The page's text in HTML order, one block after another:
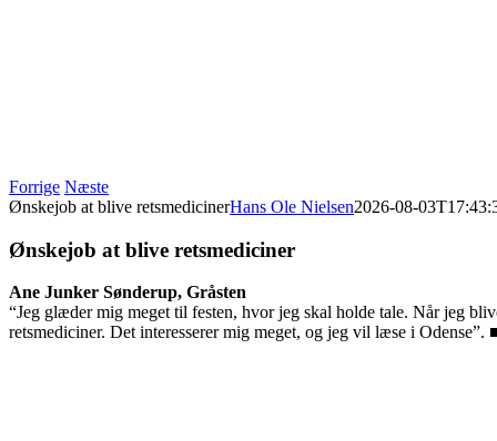
Forrige Næste
Ønskejob at blive retsmedicinerHans Ole Nielsen2026-08-
Ønskejob at blive retsmediciner
Ane Junker Sønderup, Gråsten
“Jeg glæder mig meget til festen, hvor jeg skal holde tale. Når jeg
retsmediciner. Det interesserer mig meget, og jeg vil læse i Odense”.